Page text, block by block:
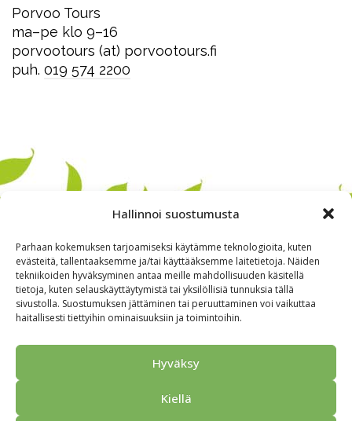
Hallinnoi suostumusta
Parhaan kokemuksen tarjoamiseksi käytämme teknologioita, kuten
evästeitä, tallentaaksemme ja/tai käyttääksemme laitetietoja. Näiden
tekniikoiden hyväksyminen antaa meille mahdollisuuden käsitellä
tietoja, kuten selauskäyttäytymistä tai yksilöllisiä tunnuksia tällä
sivustolla. Suostumuksen jättäminen tai peruuttaminen voi vaikuttaa
haitallisesti tiettyihin ominaisuuksiin ja toimintoihin.
Hyväksy
Kiellä
Porvoo Tours
ma–pe klo 9–16
porvootours (at) porvootours.fi
puh. 019 574 2200
Kokous & Ohjelmat
Tietosuojaseloste